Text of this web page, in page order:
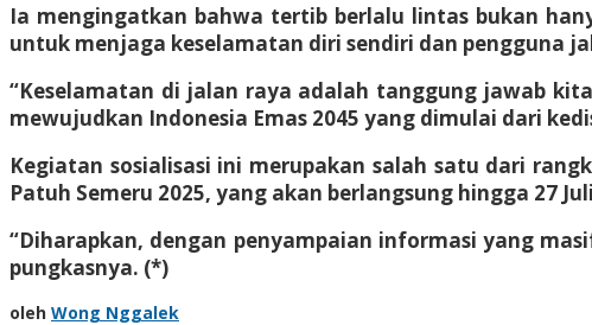
Ia mengingatkan bahwa tertib berlalu lintas bukan
untuk menjaga keselamatan diri sendiri dan pengguna
“Keselamatan di jalan raya adalah tanggung jawab
mewujudkan Indonesia Emas 2045 yang dimulai dari
Kegiatan sosialisasi ini merupakan salah satu dari
Patuh Semeru 2025, yang akan berlangsung hingga 27
“Diharapkan, dengan penyampaian informasi yang
pungkasnya. (*)
oleh Wong Nggalek